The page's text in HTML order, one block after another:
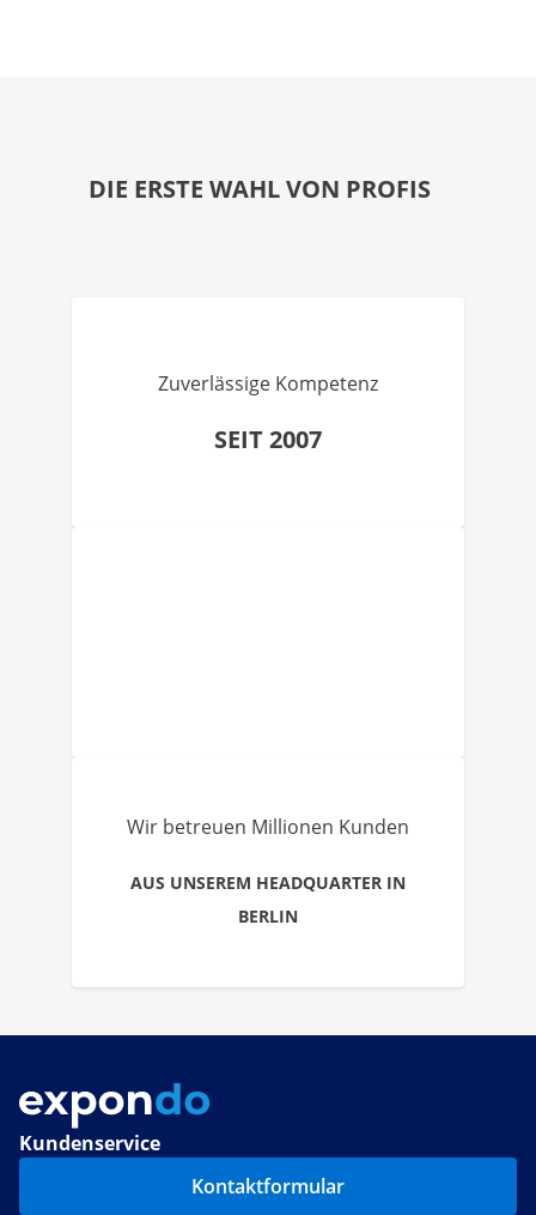
DIE ERSTE WAHL VON PROFIS
Zuverlässige Kompetenz
SEIT 2007
Wir betreuen Millionen Kunden
AUS UNSEREM HEADQUARTER IN
BERLIN
Kundenservice
Kontaktformular